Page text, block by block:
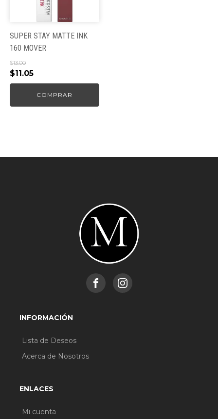
SUPER STAY MATTE INK
160 MOVER
$13.00
El
precio
original
era:
$11.05El
precio
actual
es:
COMPRAR
INFORMACIÓN
Lista de Deseos
Acerca de Nosotros
ENLACES
Mi cuenta